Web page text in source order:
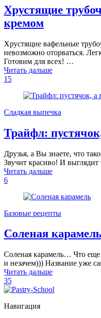
Хрустящие
кремом
Хрустящие вафельные
невозможно оторваться.
Готовим для всех! …
Читать дальше
15
Сладкая выпечка
Трайфл:
Друзья, а Вы знаете, что
Звучит красиво! И
Читать дальше
6
Базовые рецепты
Соленая карамель
Соленая карамель… Что еще
и незачем))) Название уже
Читать дальше
35
Навигация